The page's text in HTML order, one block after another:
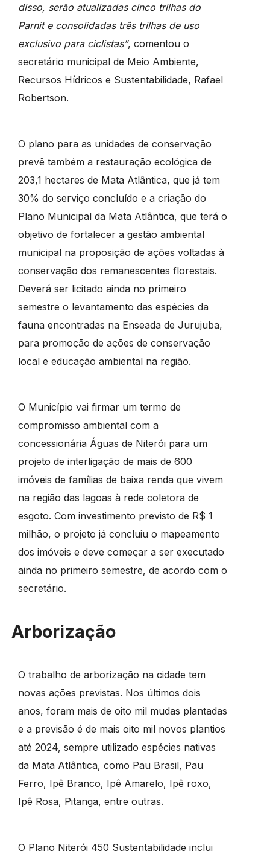
disso, serão atualizadas cinco trilhas do
Parnit e consolidadas três trilhas de uso
exclusivo para ciclistas”, comentou o
secretário municipal de Meio Ambiente,
Recursos Hídricos e Sustentabilidade, Rafael
Robertson.
O plano para as unidades de conservação
prevê também a restauração ecológica de
203,1 hectares de Mata Atlântica, que já tem
30% do serviço concluído e a criação do
Plano Municipal da Mata Atlântica, que terá o
objetivo de fortalecer a gestão ambiental
municipal na proposição de ações voltadas à
conservação dos remanescentes florestais.
Deverá ser licitado ainda no primeiro
semestre o levantamento das espécies da
fauna encontradas na Enseada de Jurujuba,
para promoção de ações de conservação
local e educação ambiental na região.
O Município vai firmar um termo de
compromisso ambiental com a
concessionária Águas de Niterói para um
projeto de interligação de mais de 600
imóveis de famílias de baixa renda que vivem
na região das lagoas à rede coletora de
esgoto. Com investimento previsto de R$ 1
milhão, o projeto já concluiu o mapeamento
dos imóveis e deve começar a ser executado
ainda no primeiro semestre, de acordo com o
secretário.
Arborização
O trabalho de arborização na cidade tem
novas ações previstas. Nos últimos dois
anos, foram mais de oito mil mudas plantadas
e a previsão é de mais oito mil novos plantios
até 2024, sempre utilizado espécies nativas
da Mata Atlântica, como Pau Brasil, Pau
Ferro, Ipê Branco, Ipê Amarelo, Ipê roxo,
Ipê Rosa, Pitanga, entre outras.
O Plano Niterói 450 Sustentabilidade inclui